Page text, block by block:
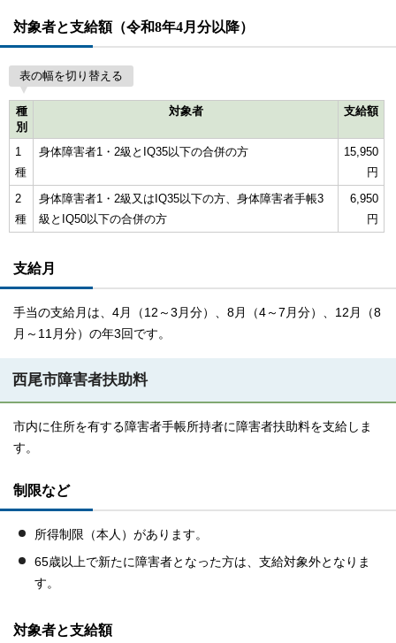
対象者と支給額（令和8年4月分以降）
表の幅を切り替える
種
別
対象者 支給額
1
種
身体障害者1・2級とIQ35以下の合併の方
15,950
円
2
種
身体障害者1・2級又はIQ35以下の方、身体障害者手帳3
級とIQ50以下の合併の方
6,950
円
支給月
手当の支給月は、4月（12～3月分）、8月（4～7月分）、12月（8
月～11月分）の年3回です。
西尾市障害者扶助料
市内に住所を有する障害者手帳所持者に障害者扶助料を支給しま
す。
制限など
所得制限（本人）があります。
65歳以上で新たに障害者となった方は、支給対象外となりま
す。
対象者と支給額